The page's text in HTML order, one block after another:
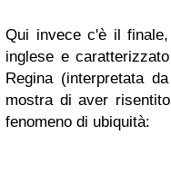
Qui invece c'è il
inglese e
Regina (interpretata
mostra di aver
fenomeno di ubiquità: